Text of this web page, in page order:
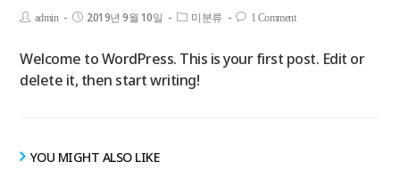
admin 2019년 9월 10일 미분류 1 Comment
Welcome to WordPress. This is your first post. Edit or
delete it, then start writing!
YOU MIGHT ALSO LIKE